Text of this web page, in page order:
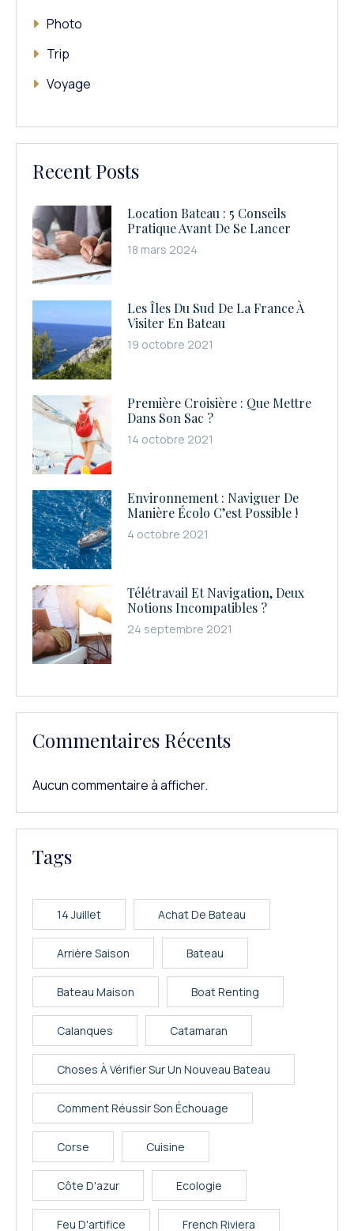
Photo
Trip
Voyage
Recent Posts
Location Bateau : 5 Conseils
Pratique Avant De Se Lancer
18 mars 2024
Les Îles Du Sud De La France À
Visiter En Bateau
19 octobre 2021
Première Croisière : Que Mettre
Dans Son Sac ?
14 octobre 2021
Environnement : Naviguer De
Manière Écolo C’est Possible !
4 octobre 2021
Télétravail Et Navigation, Deux
Notions Incompatibles ?
24 septembre 2021
Commentaires Récents
Aucun commentaire à afficher.
Tags
14 Juillet Achat De Bateau
Arrière Saison Bateau
Bateau Maison Boat Renting
Calanques Catamaran
Choses À Vérifier Sur Un Nouveau Bateau
Comment Réussir Son Échouage
Corse Cuisine
Côte D'azur Ecologie
Feu D'artifice French Riviera